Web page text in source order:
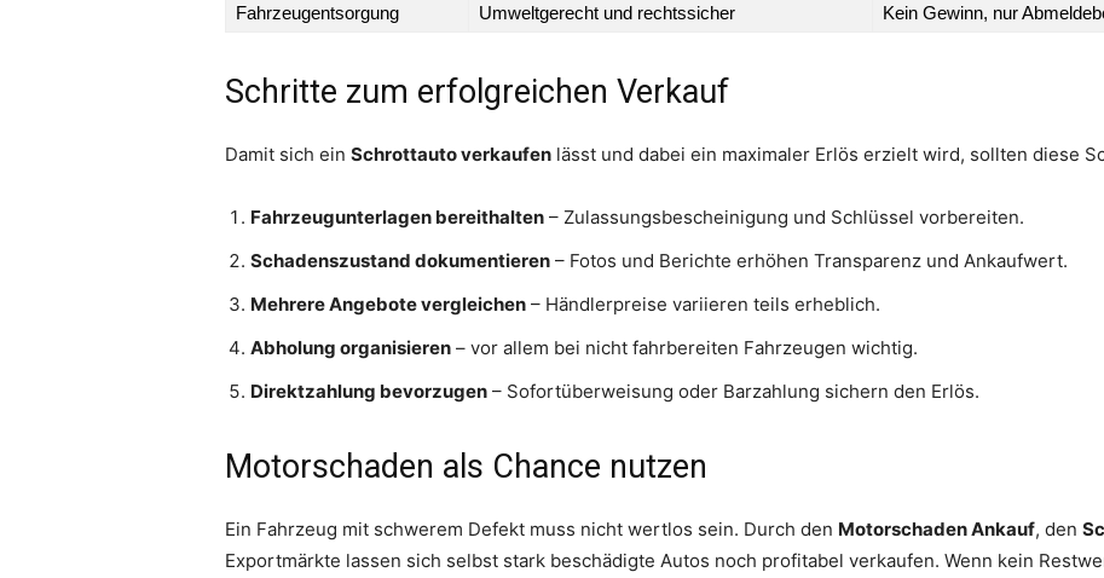
Fahrzeugentsorgung
Umweltgerecht und rechtssicher Kein Gewinn, nur
Schritte zum erfolgreichen Verkauf
Damit sich ein Schrottauto verkaufen lässt und dabei ein maximaler Erlös erzielt wird, sollten diese
Fahrzeugunterlagen bereithalten – Zulassungsbescheinigung und Schlüssel vorbereiten.
Schadenszustand dokumentieren – Fotos und Berichte erhöhen Transparenz und Ankaufwert.
Mehrere Angebote vergleichen – Händlerpreise variieren teils erheblich.
Abholung organisieren – vor allem bei nicht fahrbereiten Fahrzeugen wichtig.
Direktzahlung bevorzugen – Sofortüberweisung oder Barzahlung sichern den Erlös.
Motorschaden als Chance nutzen
Ein Fahrzeug mit schwerem Defekt muss nicht wertlos sein. Durch den Motorschaden Ankauf, den
Exportmärkte lassen sich selbst stark beschädigte Autos noch profitabel verkaufen. Wenn kein